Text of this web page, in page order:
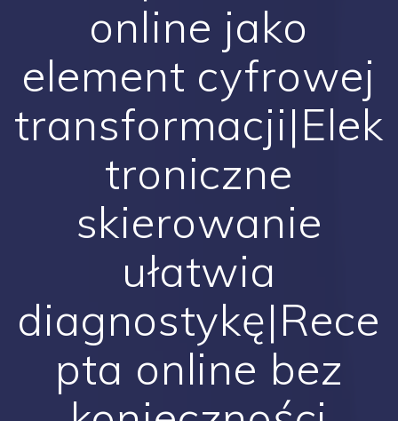
online jako
element cyfrowej
transformacji|Elek
troniczne
skierowanie
ułatwia
diagnostykę|Rece
pta online bez